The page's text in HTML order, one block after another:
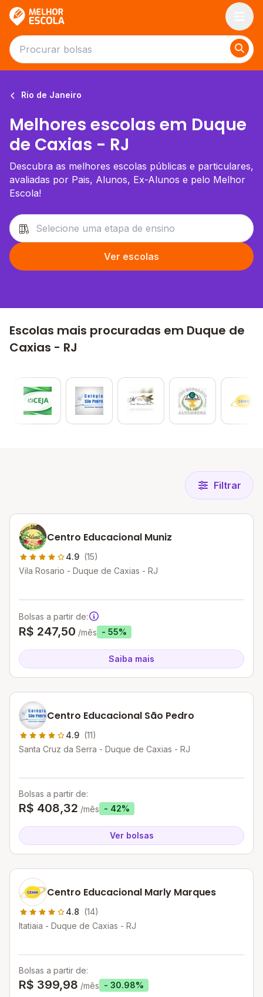
Rio de Janeiro
Melhores escolas em Duque
de Caxias - RJ
Descubra as melhores escolas públicas e particulares,
avaliadas por Pais, Alunos, Ex-Alunos e pelo Melhor
Escola!
Ver escolas
Escolas mais procuradas em Duque de
Caxias - RJ
Filtrar
Centro Educacional Muniz
4.9 (15)
Vila Rosario - Duque de Caxias - RJ
Bolsas a partir de:
R$ 247,50 /mês - 55%
Saiba mais
Centro Educacional São Pedro
4.9 (11)
Santa Cruz da Serra - Duque de Caxias - RJ
Bolsas a partir de:
R$ 408,32 /mês - 42%
Ver bolsas
Centro Educacional Marly Marques
4.8 (14)
Itatiaia - Duque de Caxias - RJ
Bolsas a partir de:
R$ 399,98 /mês - 30.98%